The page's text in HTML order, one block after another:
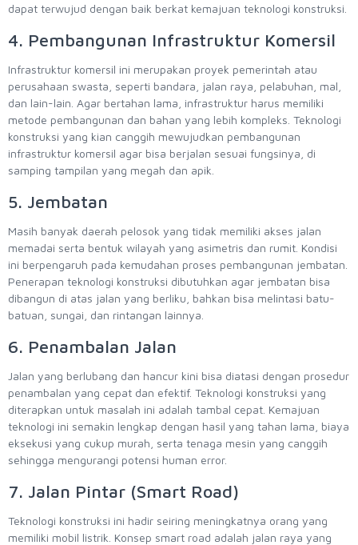
dapat terwujud dengan baik berkat kemajuan teknologi konstruksi.
4. Pembangunan Infrastruktur Komersil
Infrastruktur komersil ini merupakan proyek pemerintah atau
perusahaan swasta, seperti bandara, jalan raya, pelabuhan, mal,
dan lain-lain. Agar bertahan lama, infrastruktur harus memiliki
metode pembangunan dan bahan yang lebih kompleks. Teknologi
konstruksi yang kian canggih mewujudkan pembangunan
infrastruktur komersil agar bisa berjalan sesuai fungsinya, di
samping tampilan yang megah dan apik.
5. Jembatan
Masih banyak daerah pelosok yang tidak memiliki akses jalan
memadai serta bentuk wilayah yang asimetris dan rumit. Kondisi
ini berpengaruh pada kemudahan proses pembangunan jembatan.
Penerapan teknologi konstruksi dibutuhkan agar jembatan bisa
dibangun di atas jalan yang berliku, bahkan bisa melintasi batu-
batuan, sungai, dan rintangan lainnya.
6. Penambalan Jalan
Jalan yang berlubang dan hancur kini bisa diatasi dengan prosedur
penambalan yang cepat dan efektif. Teknologi konstruksi yang
diterapkan untuk masalah ini adalah tambal cepat. Kemajuan
teknologi ini semakin lengkap dengan hasil yang tahan lama, biaya
eksekusi yang cukup murah, serta tenaga mesin yang canggih
sehingga mengurangi potensi human error.
7. Jalan Pintar (Smart Road)
Teknologi konstruksi ini hadir seiring meningkatnya orang yang
memiliki mobil listrik. Konsep smart road adalah jalan raya yang